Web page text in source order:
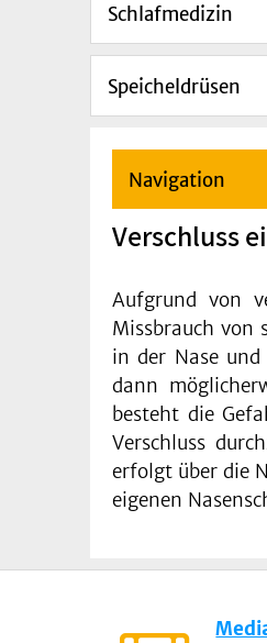
Schlafmedizin
Speicheldrüsen
Navigation
Verschluss
Aufgrund von
Missbrauch von
in der Nase
dann
besteht die
Verschluss
erfolgt über die
eigenen